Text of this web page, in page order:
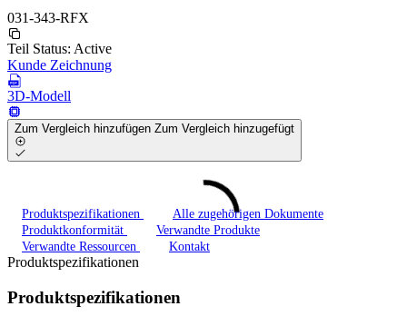
031-343-RFX
Teil Status: Active
Kunde Zeichnung
3D-Modell
Zum Vergleich hinzufügen Zum Vergleich hinzugefügt
Produktspezifikationen
Alle zugehörigen Dokumente
Produktkonformität
Verwandte Produkte
Verwandte Ressourcen
Kontakt
Produktspezifikationen
Produktspezifikationen